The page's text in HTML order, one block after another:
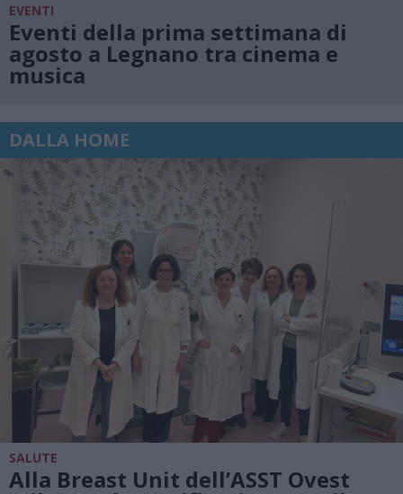
EVENTI
Eventi della prima settimana di
agosto a Legnano tra cinema e
musica
DALLA HOME
SALUTE
Alla Breast Unit dell’ASST Ovest